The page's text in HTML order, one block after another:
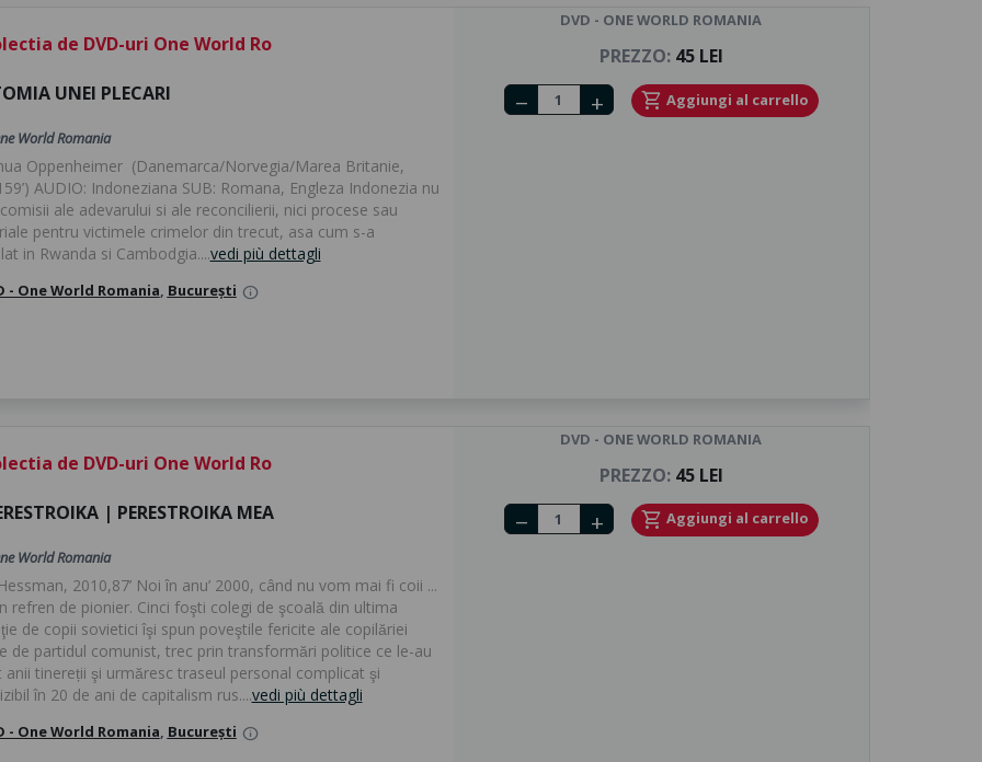
de DVD-uri One World Ro
UNEI PLECARI
World Romania
Oppenheimer (Danemarca/Norvegia/Marea Britanie,
AUDIO: Indoneziana SUB: Romana, Engleza Indonezia nu
ale adevarului si ale reconcilierii, nici procese sau
pentru victimele crimelor din trecut, asa cum s-a
in Rwanda si Cambodgia....vedi più dettagli
- One World Romania, București info
DVD - ONE WORLD ROMANIA
PREZZO:45 LEI
Number of tickets
remove add shopping_cart Aggiungi al carrello
de DVD-uri One World Ro
| PERESTROIKA MEA
World Romania
2010,87’ Noi în anu’ 2000, când nu vom mai fi coii ...
refren de pionier. Cinci foşti colegi de şcoală din ultima
de copii sovietici îşi spun poveştile fericite ale copilăriei
de partidul comunist, trec prin transformări politice ce le-au
anii tinereții şi urmăresc traseul personal complicat şi
în 20 de ani de capitalism rus....vedi più dettagli
- One World Romania, București info
DVD - ONE WORLD ROMANIA
PREZZO:45 LEI
Number of tickets
remove add shopping_cart Aggiungi al carrello